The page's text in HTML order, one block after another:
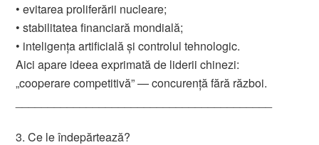
• evitarea proliferării nucleare;
• stabilitatea financiară mondială;
• inteligența artificială și controlul tehnologic.
Aici apare ideea exprimată de liderii chinezi:
„cooperare competitivă” — concurență fără război.
3. Ce le îndepărtează?